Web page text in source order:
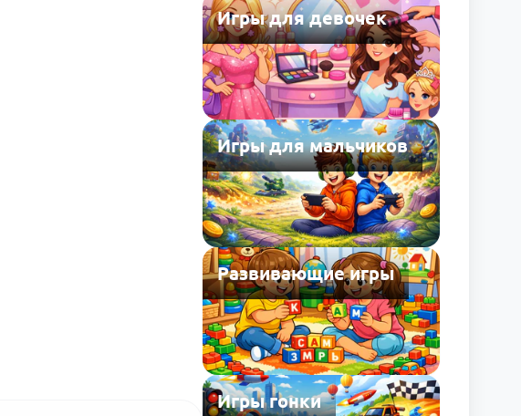
Игры для девочек
Игры для мальчиков
Развивающие игры
Игры гонки